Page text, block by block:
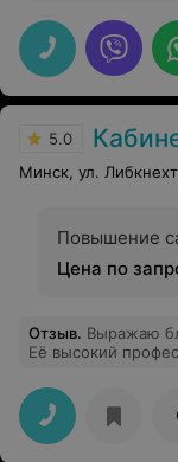
5.0
Минск, ул.
Повышение
Цена по
Отзыв. Выражаю
Её высокий